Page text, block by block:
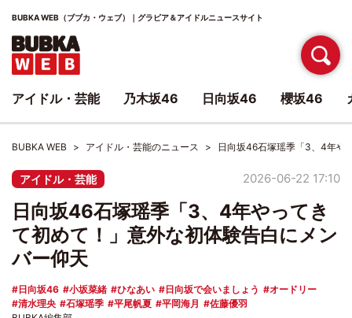
BUBKA WEB（ブブカ・ウェブ）｜グラビア＆アイドルニュースサイト
BUBKA WEB アイドル・芸能のニュース 日向坂46石塚瑶季「3、4年や
アイドル・芸能 2026-06-22 17:10
日向坂46石塚瑶季「3、4年やってき
て初めて！」意外な初体験告白にメン
バー仰天
日向坂46 小坂菜緒 ひなあい 日向坂で会いましょう
オードリー
清水理央
石塚瑶季 平尾帆夏 平岡海月
佐藤優羽
アイドル・芸能 乃木坂46 日向坂46 櫻坂46